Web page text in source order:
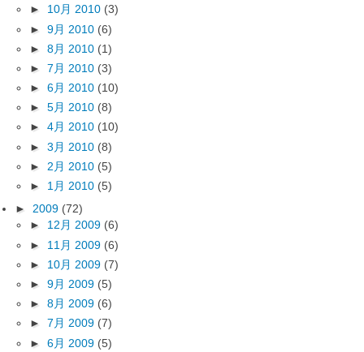
► 10月 2010 (3)
► 9月 2010 (6)
► 8月 2010 (1)
► 7月 2010 (3)
► 6月 2010 (10)
► 5月 2010 (8)
► 4月 2010 (10)
► 3月 2010 (8)
► 2月 2010 (5)
► 1月 2010 (5)
► 2009 (72)
► 12月 2009 (6)
► 11月 2009 (6)
► 10月 2009 (7)
► 9月 2009 (5)
► 8月 2009 (6)
► 7月 2009 (7)
► 6月 2009 (5)